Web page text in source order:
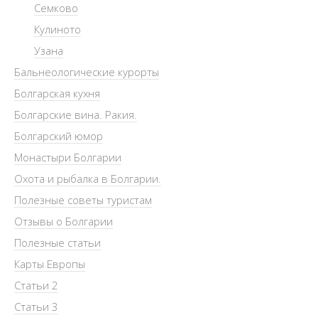
Семково
Кулиното
Узана
Бальнеологические курорты
Болгарская кухня
Болгарские вина. Ракия.
Болгарский юмор
Монастыри Болгарии
Охота и рыбалка в Болгарии.
Полезные советы туристам
Отзывы о Болгарии
Полезные статьи
Карты Европы
Статьи 2
Статьи 3